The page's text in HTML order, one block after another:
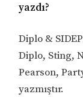
yazdı?
Diplo &
Diplo, Sting,
Pearson,
yazmıştır.